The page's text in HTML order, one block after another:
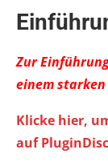
Zur
einem
Klicke hier,
auf